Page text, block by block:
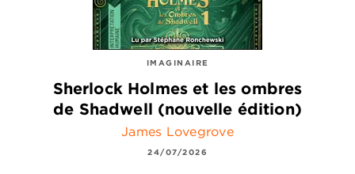
IMAGINAIRE
Sherlock Holmes et les ombres
de Shadwell (nouvelle édition)
James Lovegrove
24/07/2026